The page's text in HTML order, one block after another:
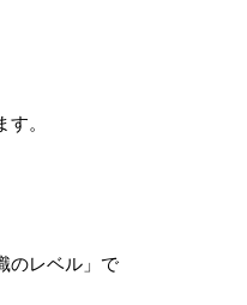
。
のレベル」で